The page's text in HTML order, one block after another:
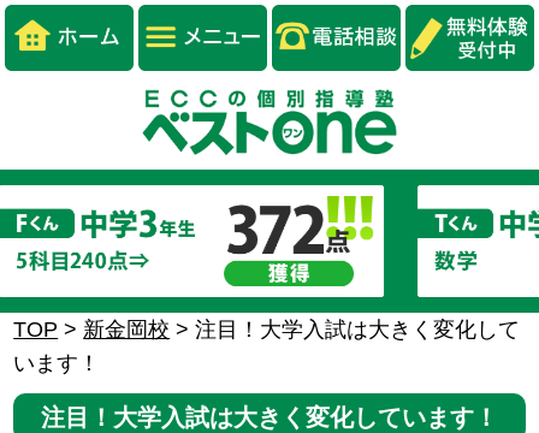
TOP > 新金岡校 >注目！大学入試は大きく変化して
います！
注目！大学入試は大きく変化しています！